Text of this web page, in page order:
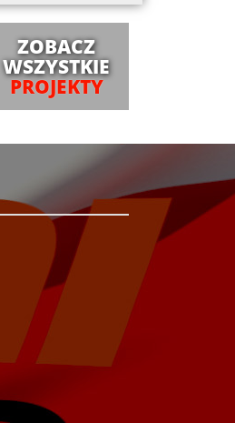
ZOBACZ
WSZYSTKIE
PROJEKTY